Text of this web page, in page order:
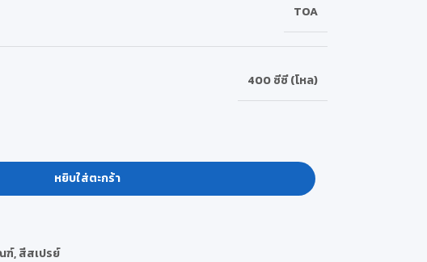
TOA
400 ซีซี (โหล)
หยิบใส่ตะกร้า
ฑ์,สีสเปรย์